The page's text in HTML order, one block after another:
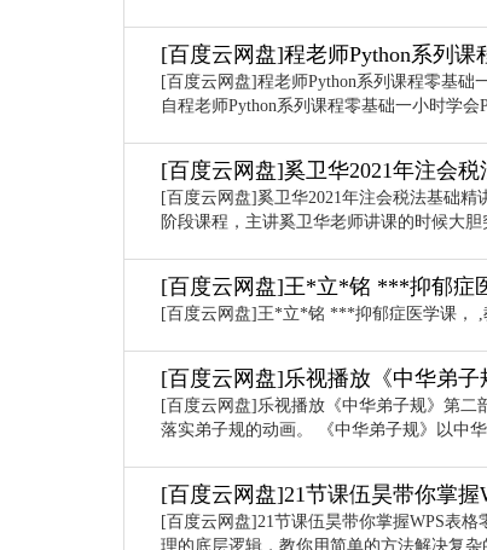
[百度云网盘]程老师Python系列课
[百度云网盘]程老师Python系列课程零基础
自程老师Python系列课程零基础一小时学会
[百度云网盘]奚卫华2021年注会
[百度云网盘]奚卫华2021年注会税法基础
阶段课程，主讲奚卫华老师讲课的时候大
[百度云网盘]王*立*铭 ***抑郁症
[百度云网盘]王*立*铭 ***抑郁症医学课， ,
[百度云网盘]乐视播放《中华弟
[百度云网盘]乐视播放《中华弟子规》第
落实弟子规的动画。 《中华弟子规》以中
[百度云网盘]21节课伍昊带你掌握
[百度云网盘]21节课伍昊带你掌握WPS表
理的底层逻辑，教你用简单的方法解决复